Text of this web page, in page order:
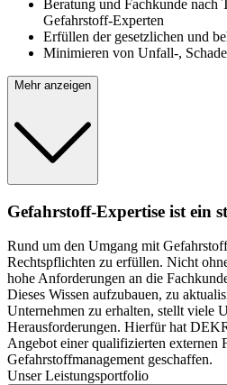
Beratung und Fachkunde nach
Gefahrstoff-Experten
Erfüllen der gesetzlichen und
Minimieren von Unfall-,
Mehr anzeigen
Gefahrstoff-Expertise ist ein
Rund um den Umgang mit
Rechtspflichten zu erfüllen. Nicht
hohe Anforderungen an die
Dieses Wissen aufzubauen, zu
Unternehmen zu erhalten, stellt viele
Herausforderungen. Hierfür hat
Angebot einer qualifizierten externen
Gefahrstoffmanagement geschaffen.
Unser Leistungsportfolio